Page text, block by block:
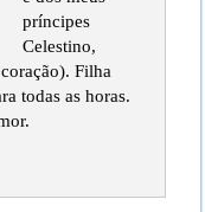
príncipes
Celestino,
Filha
todas as horas.